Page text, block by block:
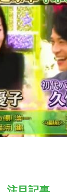
ろ？
然の方が官能的